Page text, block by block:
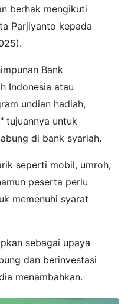
berhak mengikuti
Parjiyanto kepada
Bank
Indonesia atau
undian hadiah,
tujuannya untuk
di bank syariah.
seperti mobil, umroh,
peserta perlu
memenuhi syarat
sebagai upaya
dan berinvestasi
menambahkan.